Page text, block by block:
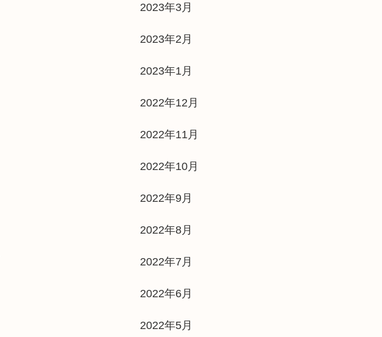
2023年3月
2023年2月
2023年1月
2022年12月
2022年11月
2022年10月
2022年9月
2022年8月
2022年7月
2022年6月
2022年5月